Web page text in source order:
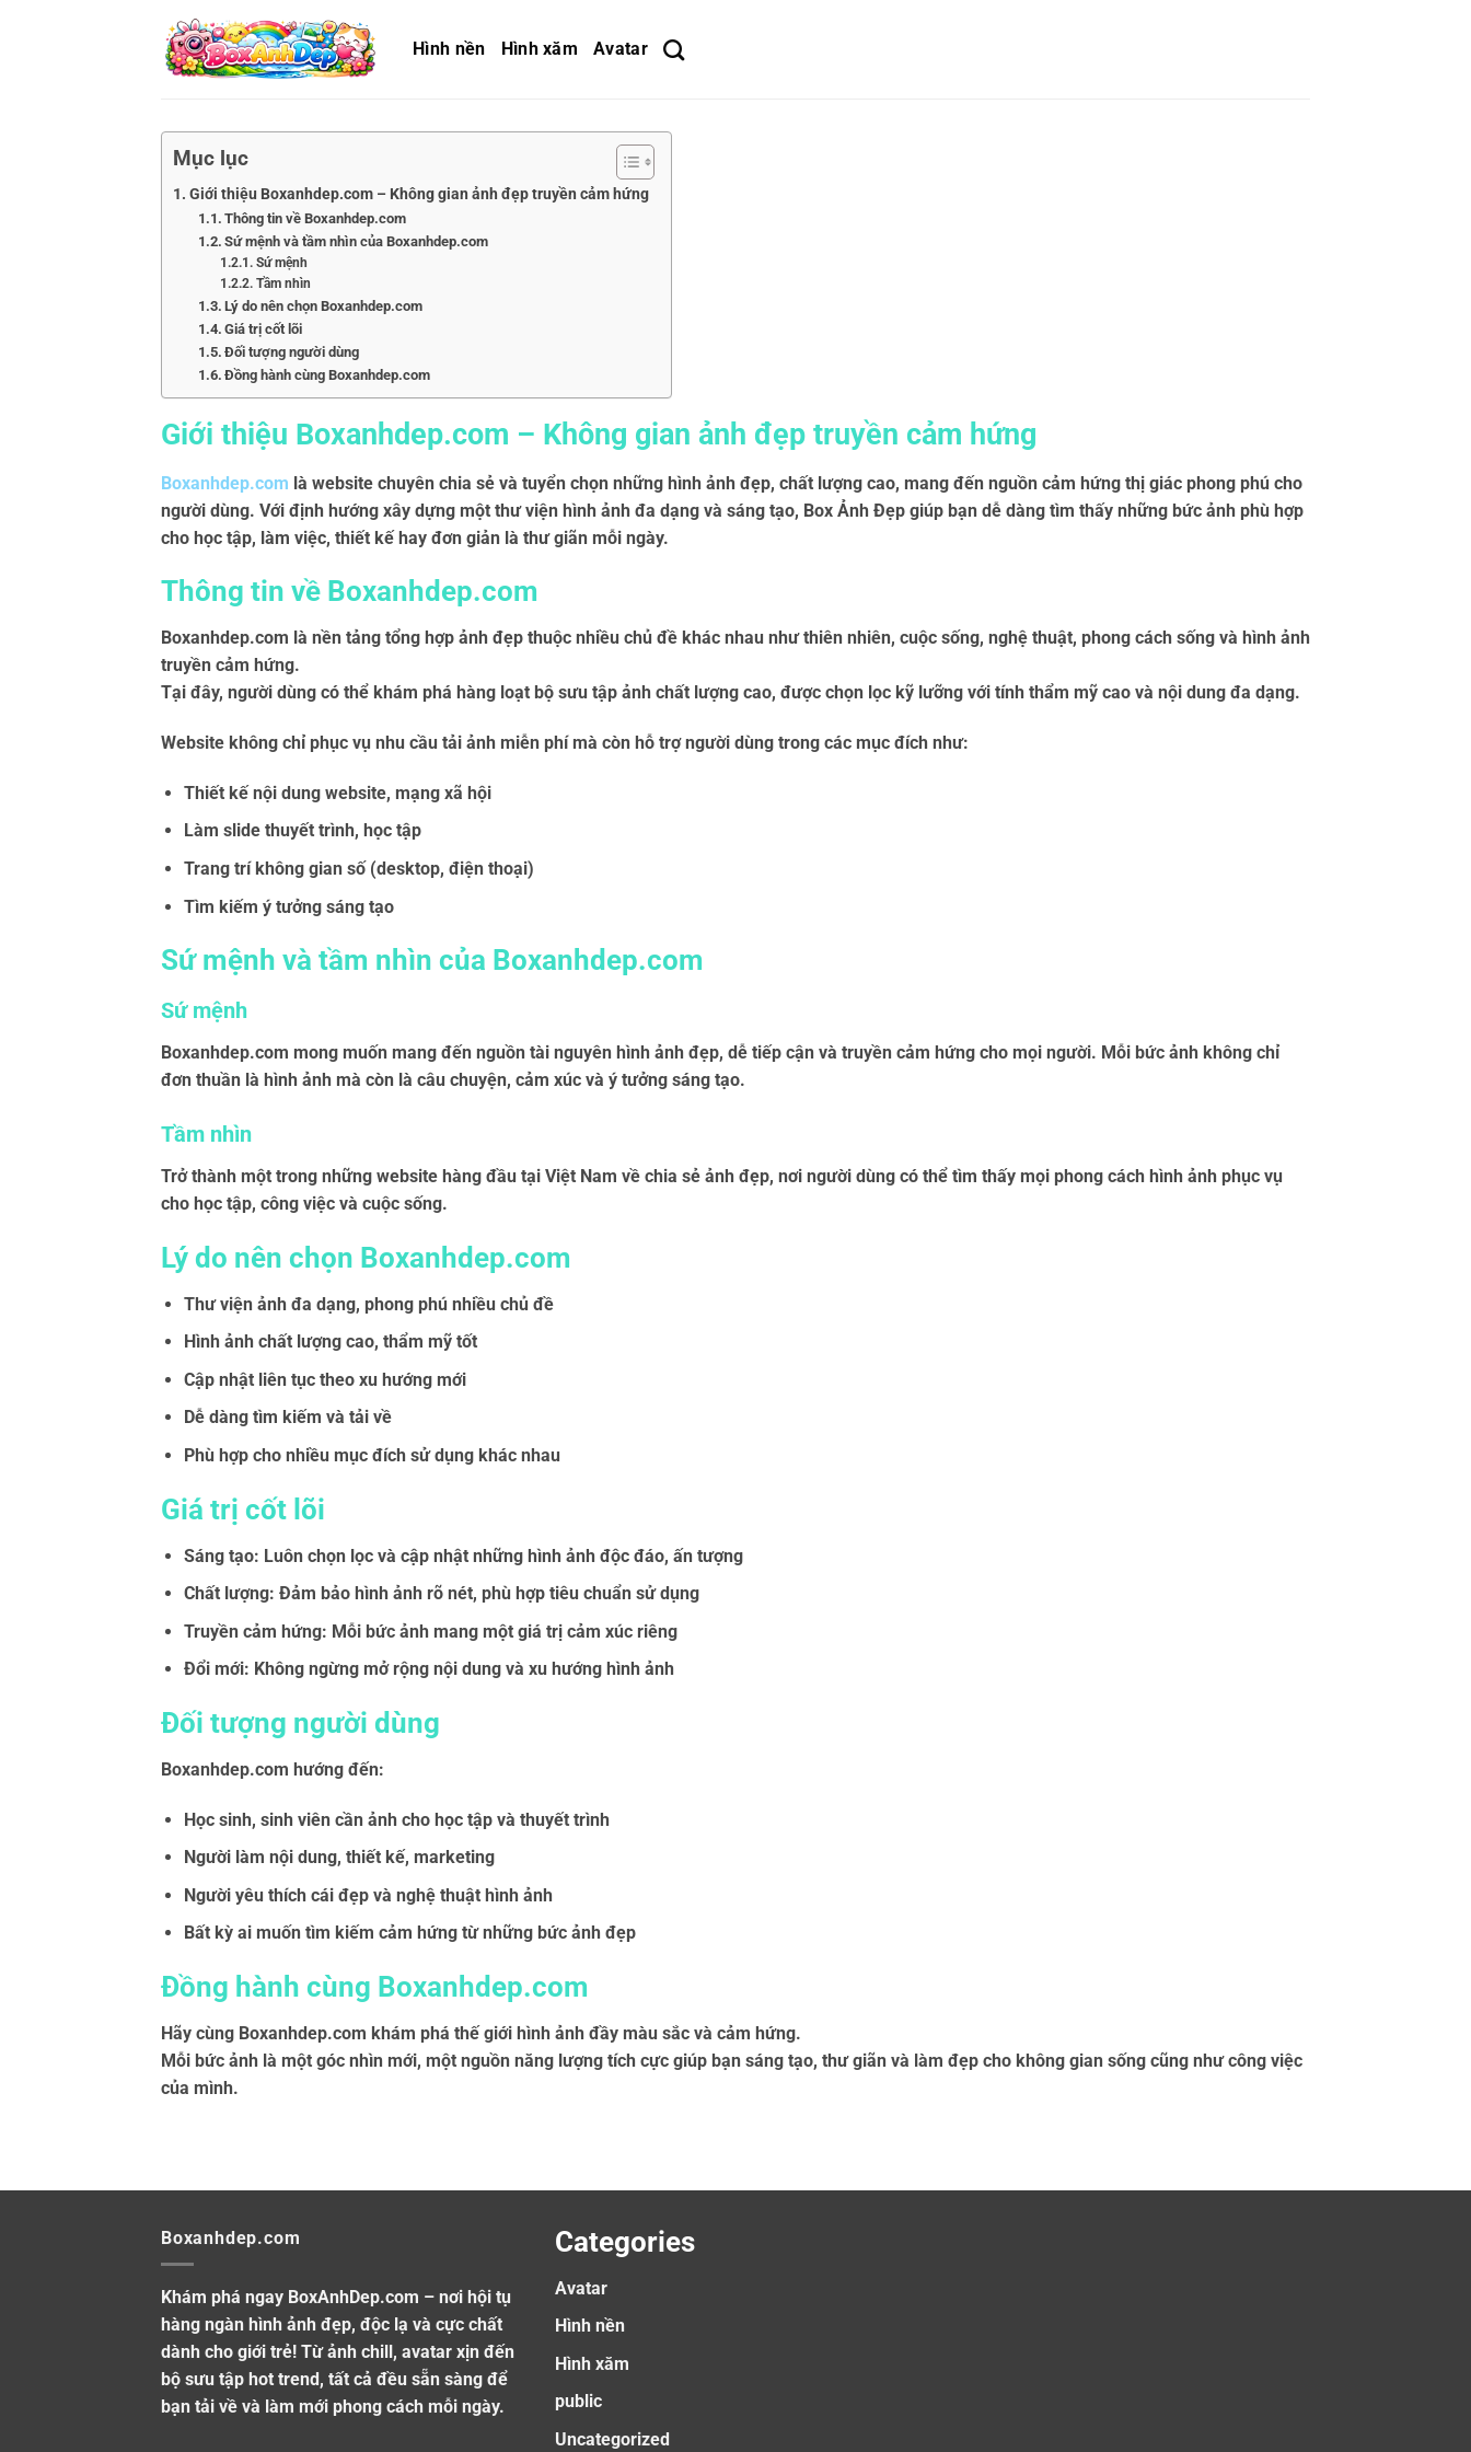
Hình nền Hình xăm Avatar
Mục lục
Giới thiệu Boxanhdep.com – Không gian ảnh đẹp truyền cảm hứng
Thông tin về Boxanhdep.com
Sứ mệnh và tầm nhìn của Boxanhdep.com
Sứ mệnh
Tầm nhìn
Lý do nên chọn Boxanhdep.com
Giá trị cốt lõi
Đối tượng người dùng
Đồng hành cùng Boxanhdep.com
Giới thiệu Boxanhdep.com – Không gian ảnh đẹp truyền cảm hứng
Boxanhdep.com là website chuyên chia sẻ và tuyển chọn những hình ảnh đẹp, chất lượng cao, mang đến nguồn cảm hứng thị giác phong phú cho
người dùng. Với định hướng xây dựng một thư viện hình ảnh đa dạng và sáng tạo, Box Ảnh Đẹp giúp bạn dễ dàng tìm thấy những bức ảnh phù hợp
cho học tập, làm việc, thiết kế hay đơn giản là thư giãn mỗi ngày.
Thông tin về Boxanhdep.com
Boxanhdep.com là nền tảng tổng hợp ảnh đẹp thuộc nhiều chủ đề khác nhau như thiên nhiên, cuộc sống, nghệ thuật, phong cách sống và hình ảnh
truyền cảm hứng.
Tại đây, người dùng có thể khám phá hàng loạt bộ sưu tập ảnh chất lượng cao, được chọn lọc kỹ lưỡng với tính thẩm mỹ cao và nội dung đa dạng.
Website không chỉ phục vụ nhu cầu tải ảnh miễn phí mà còn hỗ trợ người dùng trong các mục đích như:
Thiết kế nội dung website, mạng xã hội
Làm slide thuyết trình, học tập
Trang trí không gian số (desktop, điện thoại)
Tìm kiếm ý tưởng sáng tạo
Sứ mệnh và tầm nhìn của Boxanhdep.com
Sứ mệnh
Boxanhdep.com mong muốn mang đến nguồn tài nguyên hình ảnh đẹp, dễ tiếp cận và truyền cảm hứng cho mọi người. Mỗi bức ảnh không chỉ
đơn thuần là hình ảnh mà còn là câu chuyện, cảm xúc và ý tưởng sáng tạo.
Tầm nhìn
Trở thành một trong những website hàng đầu tại Việt Nam về chia sẻ ảnh đẹp, nơi người dùng có thể tìm thấy mọi phong cách hình ảnh phục vụ
cho học tập, công việc và cuộc sống.
Lý do nên chọn Boxanhdep.com
Thư viện ảnh đa dạng, phong phú nhiều chủ đề
Hình ảnh chất lượng cao, thẩm mỹ tốt
Cập nhật liên tục theo xu hướng mới
Dễ dàng tìm kiếm và tải về
Phù hợp cho nhiều mục đích sử dụng khác nhau
Giá trị cốt lõi
Sáng tạo: Luôn chọn lọc và cập nhật những hình ảnh độc đáo, ấn tượng
Chất lượng: Đảm bảo hình ảnh rõ nét, phù hợp tiêu chuẩn sử dụng
Truyền cảm hứng: Mỗi bức ảnh mang một giá trị cảm xúc riêng
Đổi mới: Không ngừng mở rộng nội dung và xu hướng hình ảnh
Đối tượng người dùng
Boxanhdep.com hướng đến:
Học sinh, sinh viên cần ảnh cho học tập và thuyết trình
Người làm nội dung, thiết kế, marketing
Người yêu thích cái đẹp và nghệ thuật hình ảnh
Bất kỳ ai muốn tìm kiếm cảm hứng từ những bức ảnh đẹp
Đồng hành cùng Boxanhdep.com
Hãy cùng Boxanhdep.com khám phá thế giới hình ảnh đầy màu sắc và cảm hứng.
Mỗi bức ảnh là một góc nhìn mới, một nguồn năng lượng tích cực giúp bạn sáng tạo, thư giãn và làm đẹp cho không gian sống cũng như công việc
của mình.
Boxanhdep.com
Khám phá ngay BoxAnhDep.com – nơi hội tụ
hàng ngàn hình ảnh đẹp, độc lạ và cực chất
dành cho giới trẻ! Từ ảnh chill, avatar xịn đến
bộ sưu tập hot trend, tất cả đều sẵn sàng để
bạn tải về và làm mới phong cách mỗi ngày.
Categories
Avatar
Hình nền
Hình xăm
public
Uncategorized